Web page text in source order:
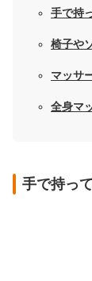
手で持
椅子や
マッサ
全身マ
手で持っ